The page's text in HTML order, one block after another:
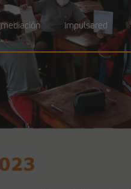
Impulsared